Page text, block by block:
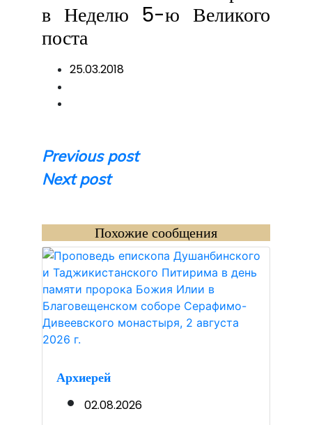
в Неделю 5-ю Великого
поста
25.03.2018
Навигация
по
Previous post
Next post
Похожие сообщения
Архиерей
02.08.2026